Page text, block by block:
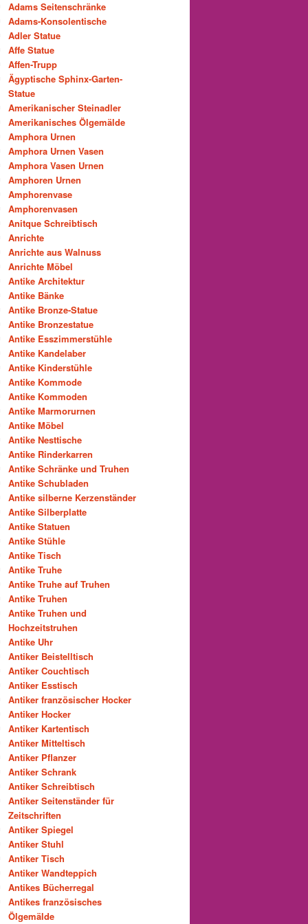
Adams Seitenschränke
Adams-Konsolentische
Adler Statue
Affe Statue
Affen-Trupp
Ägyptische Sphinx-Garten-
Statue
Amerikanischer Steinadler
Amerikanisches Ölgemälde
Amphora Urnen
Amphora Urnen Vasen
Amphora Vasen Urnen
Amphoren Urnen
Amphorenvase
Amphorenvasen
Anitque Schreibtisch
Anrichte
Anrichte aus Walnuss
Anrichte Möbel
Antike Architektur
Antike Bänke
Antike Bronze-Statue
Antike Bronzestatue
Antike Esszimmerstühle
Antike Kandelaber
Antike Kinderstühle
Antike Kommode
Antike Kommoden
Antike Marmorurnen
Antike Möbel
Antike Nesttische
Antike Rinderkarren
Antike Schränke und Truhen
Antike Schubladen
Antike silberne Kerzenständer
Antike Silberplatte
Antike Statuen
Antike Stühle
Antike Tisch
Antike Truhe
Antike Truhe auf Truhen
Antike Truhen
Antike Truhen und
Hochzeitstruhen
Antike Uhr
Antiker Beistelltisch
Antiker Couchtisch
Antiker Esstisch
Antiker französischer Hocker
Antiker Hocker
Antiker Kartentisch
Antiker Mitteltisch
Antiker Pflanzer
Antiker Schrank
Antiker Schreibtisch
Antiker Seitenständer für
Zeitschriften
Antiker Spiegel
Antiker Stuhl
Antiker Tisch
Antiker Wandteppich
Antikes Bücherregal
Antikes französisches
Ölgemälde